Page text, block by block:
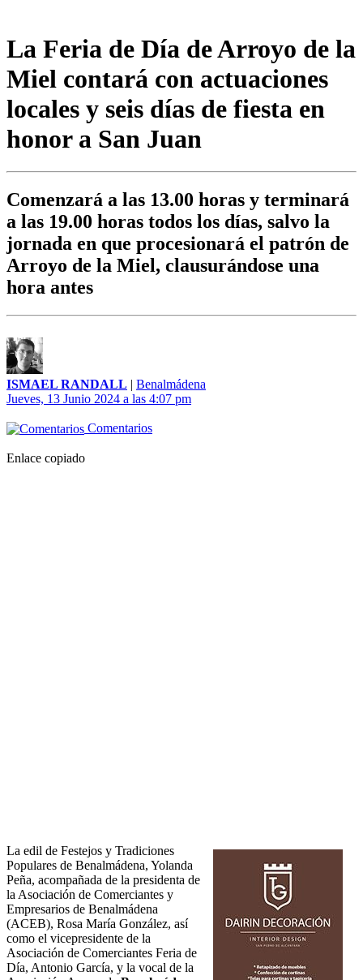
La Feria de Día de Arroyo de la
Miel contará con actuaciones
locales y seis días de fiesta en
honor a San Juan
Comenzará a las 13.00 horas y terminará
a las 19.00 horas todos los días, salvo la
jornada en que procesionará el patrón de
Arroyo de la Miel, clausurándose una
hora antes
ISMAEL RANDALL | Benalmádena
Jueves, 13 Junio 2024 a las 4:07 pm
Comentarios
Enlace copiado
La edil de Festejos y Tradiciones
Populares de Benalmádena, Yolanda
Peña, acompañada de la presidenta de
la Asociación de Comerciantes y
Empresarios de Benalmádena
(ACEB), Rosa María González, así
como el vicepresidente de la
Asociación de Comerciantes Feria de
Día, Antonio García, y la vocal de la